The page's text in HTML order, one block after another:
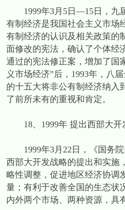
1999年3月5日—15日，九届
有制经济是我国社会主义市场
有制经济的认识及相关政策的
面修改的宪法，确认了个体经
通过的宪法修正案，增加了国
义市场经济”后，1993年，八
的十五大将非公有制经济纳入
了前所未有的重视和肯定。
18、1999年 提出西部大开
1999年3月22日，《国务院
西部大开发战略的提出和实施
略性调整，促进地区经济协调
量；有利于改善全国的生态状
内外两个市场、两种资源，具